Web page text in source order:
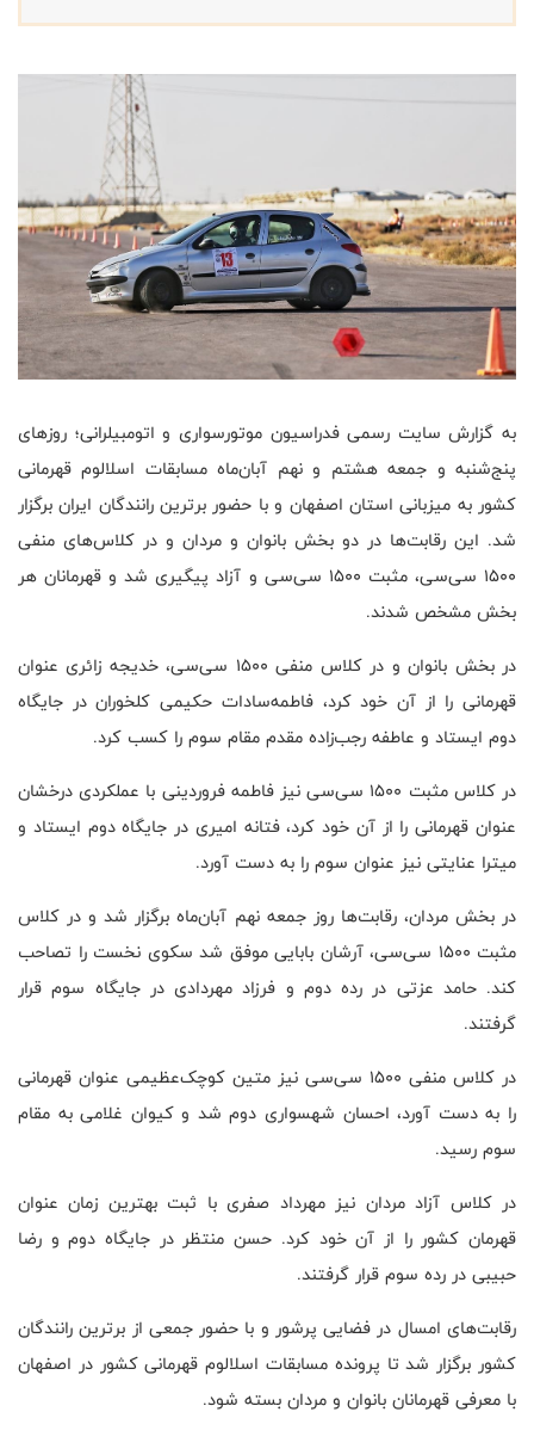
به گزارش سایت رسمی فدراسیون موتورسواری و اتومبیلرانی؛ روزهای
پنج‌شنبه و جمعه هشتم و نهم آبان‌ماه مسابقات اسلالوم قهرمانی
کشور به میزبانی استان اصفهان و با حضور برترین رانندگان ایران برگزار
شد. این رقابت‌ها در دو بخش بانوان و مردان و در کلاس‌های منفی
۱۵۰۰ سی‌سی، مثبت ۱۵۰۰ سی‌سی و آزاد پیگیری شد و قهرمانان هر
بخش مشخص شدند.
در بخش بانوان و در کلاس منفی ۱۵۰۰ سی‌سی، خدیجه زائری عنوان
قهرمانی را از آن خود کرد، فاطمه‌سادات حکیمی کلخوران در جایگاه
دوم ایستاد و عاطفه رجب‌زاده مقدم مقام سوم را کسب کرد.
در کلاس مثبت ۱۵۰۰ سی‌سی نیز فاطمه فروردینی با عملکردی درخشان
عنوان قهرمانی را از آن خود کرد، فتانه امیری در جایگاه دوم ایستاد و
میترا عنایتی نیز عنوان سوم را به دست آورد.
در بخش مردان، رقابت‌ها روز جمعه نهم آبان‌ماه برگزار شد و در کلاس
مثبت ۱۵۰۰ سی‌سی، آرشان بابایی موفق شد سکوی نخست را تصاحب
کند. حامد عزتی در رده دوم و فرزاد مهردادی در جایگاه سوم قرار
گرفتند.
در کلاس منفی ۱۵۰۰ سی‌سی نیز متین کوچک‌عظیمی عنوان قهرمانی
را به دست آورد، احسان شهسواری دوم شد و کیوان غلامی به مقام
سوم رسید.
در کلاس آزاد مردان نیز مهرداد صفری با ثبت بهترین زمان عنوان
قهرمان کشور را از آن خود کرد. حسن منتظر در جایگاه دوم و رضا
حبیبی در رده سوم قرار گرفتند.
رقابت‌های امسال در فضایی پرشور و با حضور جمعی از برترین رانندگان
کشور برگزار شد تا پرونده مسابقات اسلالوم قهرمانی کشور در اصفهان
با معرفی قهرمانان بانوان و مردان بسته شود.